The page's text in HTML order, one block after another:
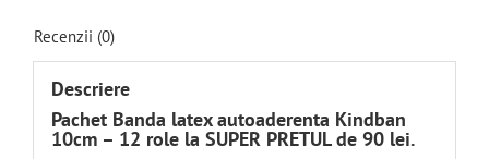
Recenzii (0)
Descriere
Pachet Banda latex autoaderenta Kindban
10cm – 12 role la SUPER PRETUL de 90 lei.